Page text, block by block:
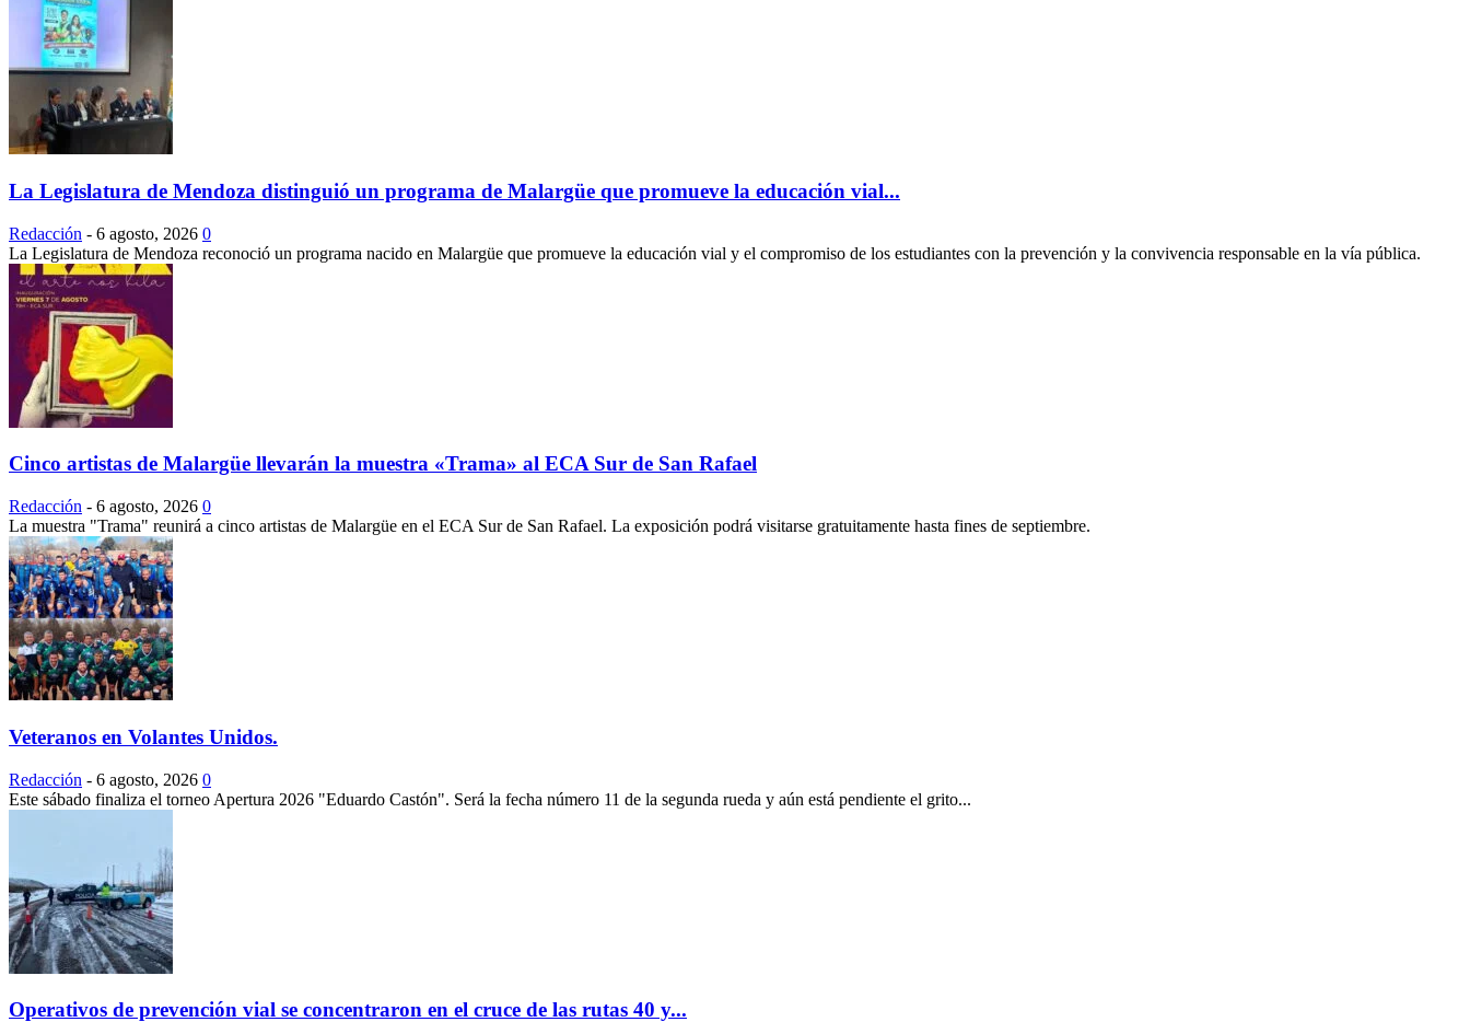
La Legislatura de Mendoza distinguió un programa de Malargüe que promueve la educación vial...
Redacción - 6 agosto, 2026 0
La Legislatura de Mendoza reconoció un programa nacido en Malargüe que promueve la educación vial y el compromiso de los estudiantes con la prevención y la convivencia responsable en la vía pública.
Cinco artistas de Malargüe llevarán la muestra «Trama» al ECA Sur de San Rafael
Redacción - 6 agosto, 2026 0
La muestra "Trama" reunirá a cinco artistas de Malargüe en el ECA Sur de San Rafael. La exposición podrá visitarse gratuitamente hasta fines de septiembre.
Veteranos en Volantes Unidos.
Redacción - 6 agosto, 2026 0
Este sábado finaliza el torneo Apertura 2026 "Eduardo Castón". Será la fecha número 11 de la segunda rueda y aún está pendiente el grito...
Operativos de prevención vial se concentraron en el cruce de las rutas 40 y...